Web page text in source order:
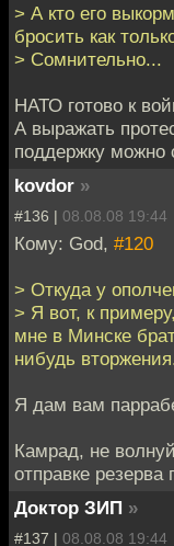
> А кто его
бросить как
> Сомнительно...
НАТО готово к
А выражать
поддержку можно
kovdor »
#136 | 08.08.08 19:44
Кому: God, #120
> Откуда у
> Я вот, к
мне в Минске
нибудь
Я дам вам
Камрад, не
отправке
Доктор ЗИП »
#137 | 08.08.08 19:44